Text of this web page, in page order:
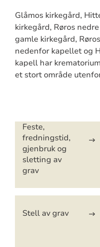
Glåmos kirkegård,
kirkegård, Røros
gamle kirkegård,
nedenfor kapellet og
kapell har
et stort område
Feste,
fredningstid,
gjenbruk og
sletting av
grav
Stell av grav